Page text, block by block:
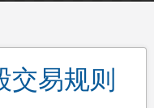
交易规则